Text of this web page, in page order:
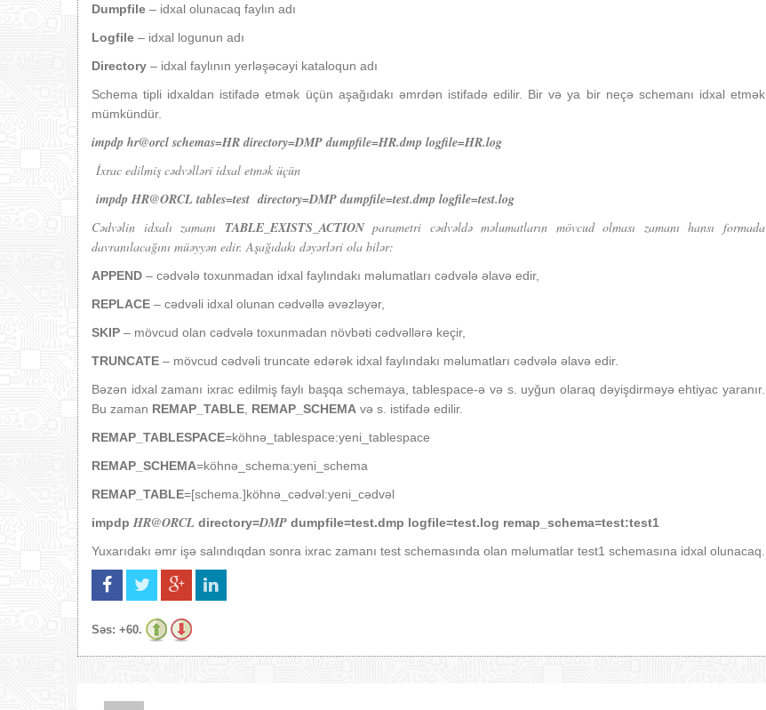
Dumpfile – idxal olunacaq faylın adı
Logfile – idxal logunun adı
Directory – idxal faylının yerləşəcəyi kataloqun adı
Schema tipli idxaldan istifadə etmək üçün aşağıdakı əmrdən istifadə edilir. Bir və ya bir neçə schemanı idxal etmək
mümkündür.
impdp hr@orcl schemas=HR directory=DMP dumpfile=HR.dmp logfile=HR.log
İxrac edilmiş cədvəlləri idxal etmək üçün
impdp HR@ORCL tables=test directory=DMP dumpfile=test.dmp logfile=test.log
Cədvəlin idxalı zamanı TABLE_EXISTS_ACTIONparametri cədvəldə məlumatların mövcud olması zamanı hansı formada
davranılacağını müəyyən edir. Aşağıdakı dəyərləri ola bilər:
APPEND – cədvələ toxunmadan idxal faylındakı məlumatları cədvələ əlavə edir,
REPLACE – cədvəli idxal olunan cədvəllə əvəzləyər,
SKIP – mövcud olan cədvələ toxunmadan növbəti cədvəllərə keçir,
TRUNCATE – mövcud cədvəli truncate edərək idxal faylındakı məlumatları cədvələ əlavə edir.
Bəzən idxal zamanı ixrac edilmiş faylı başqa schemaya, tablespace-ə və s. uyğun olaraq dəyişdirməyə ehtiyac yaranır.
Bu zaman REMAP_TABLE REMAP_SCHEMA və s. istifadə edilir.
REMAP_TABLESPACE=köhnə_tablespace:yeni_tablespace
REMAP_SCHEMA=köhnə_schema:yeni_schema
REMAP_TABLE=[schema.]köhnə_cədvəl:yeni_cədvəl
impdp HR@ORCL directory=DMP dumpfile=test.dmp logfile=test.log remap_schema=test:test1
Yuxarıdakı əmr işə salındıqdan sonra ixrac zamanı test schemasında olan məlumatlar test1 schemasına idxal olunacaq.
Səs: +60.